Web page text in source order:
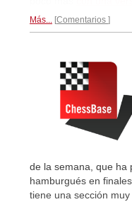
Más... Comentarios
de la semana, que ha
hamburgués en
tiene una sección